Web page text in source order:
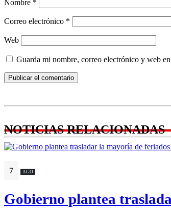
Nombre *
Correo electrónico *
Web
Guarda mi nombre, correo electrónico y web
NOTICIAS RELACIONADAS
7 AGO
Gobierno plantea